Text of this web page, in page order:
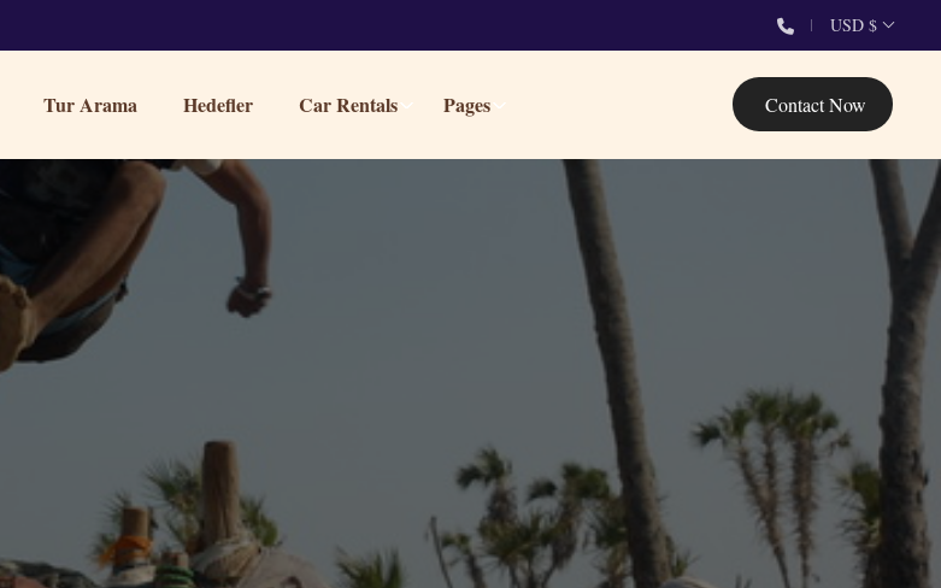
USD $
Tur Arama Hedefler Car Rentals Pages Contact Now